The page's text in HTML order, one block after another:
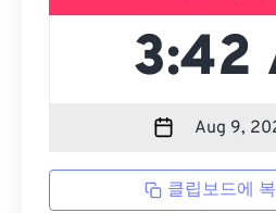
클립보드에